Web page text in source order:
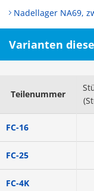
Nadellager NA69,
Varianten
Teilenummer
FC-16
FC-25
FC-4K